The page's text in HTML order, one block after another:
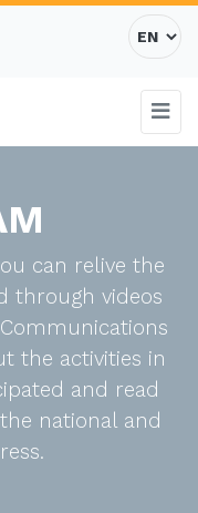
can relive the
through videos
the activities in
and read
national and